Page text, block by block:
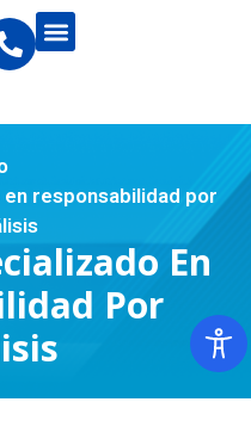
responsabilidad por
En
Por